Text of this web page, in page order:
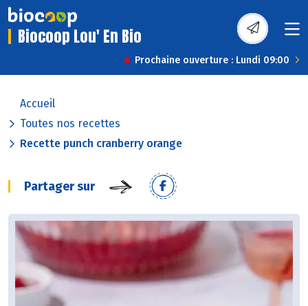
Biocoop Lou' En Bio
Prochaine ouverture : Lundi 09:00
Accueil
Toutes nos recettes
Recette punch cranberry orange
Partager sur